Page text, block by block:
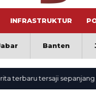
INFRASTRUKTUR
Banten
tersaji sepanjang hari.